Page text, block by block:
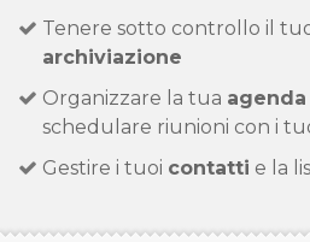
Tenere sotto controllo il
archiviazione
Organizzare la tua
schedulare riunioni con i
Gestire i tuoi contatti e la